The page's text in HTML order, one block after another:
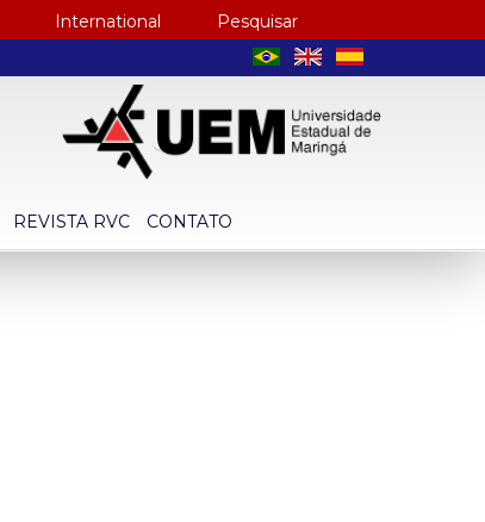
International Pesquisar
REVISTA RVC CONTATO